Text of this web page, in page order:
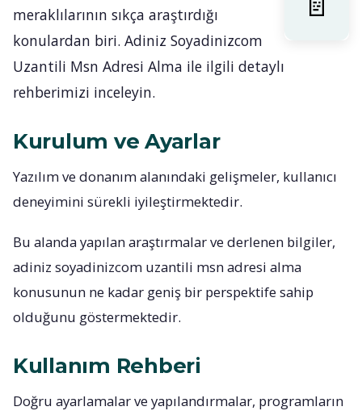
meraklılarının sıkça araştırdığı
konulardan biri. Adiniz Soyadinizcom
Uzantili Msn Adresi Alma ile ilgili detaylı
rehberimizi inceleyin.
Kurulum ve Ayarlar
Yazılım ve donanım alanındaki gelişmeler, kullanıcı
deneyimini sürekli iyileştirmektedir.
Bu alanda yapılan araştırmalar ve derlenen bilgiler,
adiniz soyadinizcom uzantili msn adresi alma
konusunun ne kadar geniş bir perspektife sahip
olduğunu göstermektedir.
Kullanım Rehberi
Doğru ayarlamalar ve yapılandırmalar, programların